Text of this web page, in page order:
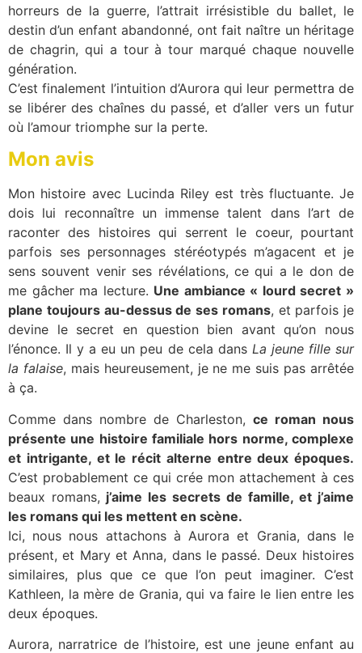
horreurs de la guerre, l’attrait irrésistible du ballet, le
destin d’un enfant abandonné, ont fait naître un héritage
de chagrin, qui a tour à tour marqué chaque nouvelle
génération.
C’est finalement l’intuition d’Aurora qui leur permettra de
se libérer des chaînes du passé, et d’aller vers un futur
où l’amour triomphe sur la perte.
Mon avis
Mon histoire avec Lucinda Riley est très fluctuante. Je
dois lui reconnaître un immense talent dans l’art de
raconter des histoires qui serrent le coeur, pourtant
parfois ses personnages stéréotypés m’agacent et je
sens souvent venir ses révélations, ce qui a le don de
me gâcher ma lecture. Une ambiance « lourd secret »
plane toujours au-dessus de ses romans, et parfois je
devine le secret en question bien avant qu’on nous
l’énonce. Il y a eu un peu de cela dans La jeune fille sur
la falaise, mais heureusement, je ne me suis pas arrêtée
à ça.
Comme dans nombre de Charleston, ce roman nous
présente une histoire familiale hors norme, complexe
et intrigante, et le récit alterne entre deux époques.
C’est probablement ce qui crée mon attachement à ces
beaux romans, j’aime les secrets de famille, et j’aime
les romans qui les mettent en scène.
Ici, nous nous attachons à Aurora et Grania, dans le
présent, et Mary et Anna, dans le passé. Deux histoires
similaires, plus que ce que l’on peut imaginer. C’est
Kathleen, la mère de Grania, qui va faire le lien entre les
deux époques.
Aurora, narratrice de l’histoire, est une jeune enfant au